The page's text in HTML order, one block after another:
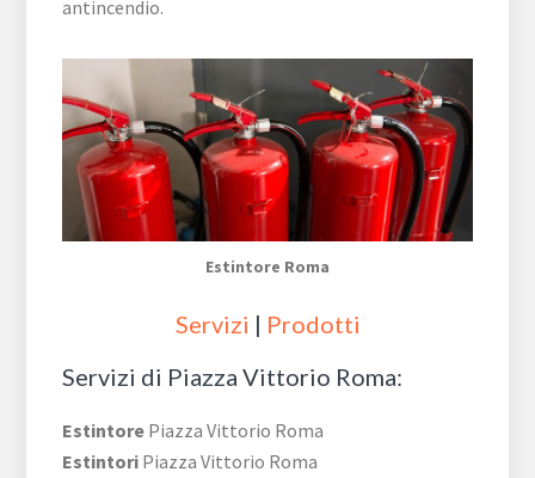
antincendio.
Estintore Roma
Servizi | Prodotti
Servizi di Piazza Vittorio Roma:
Estintore Piazza Vittorio Roma
Estintori Piazza Vittorio Roma